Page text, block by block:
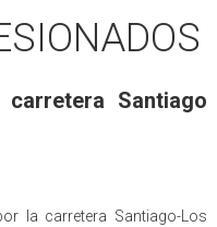
Santiago
la carretera Santiago-Los